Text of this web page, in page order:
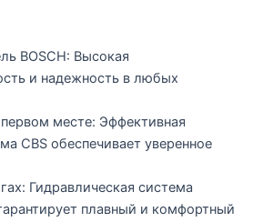
BOSCH: Высокая
и надежность в любых
месте: Эффективная
CBS обеспечивает уверенное
Гидравлическая система
плавный и комфортный